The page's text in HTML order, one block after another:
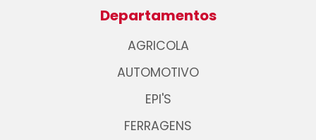
Departamentos
AGRICOLA
AUTOMOTIVO
EPI'S
FERRAGENS